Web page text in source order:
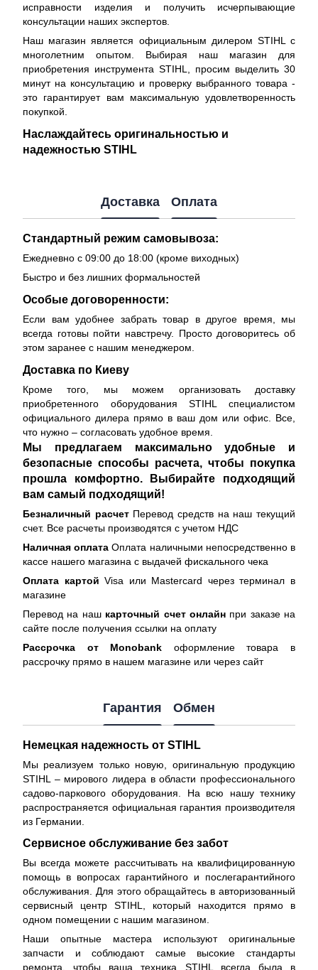
исправности изделия и получить исчерпывающие
консультации наших экспертов.
Наш магазин является официальным дилером STIHL с
многолетним опытом. Выбирая наш магазин для
приобретения инструмента STIHL, просим выделить 30
минут на консультацию и проверку выбранного товара -
это гарантирует вам максимальную удовлетворенность
покупкой.
Наслаждайтесь оригинальностью и
надежностью STIHL
Доставка Оплата
Стандартный режим самовывоза:
Ежедневно с 09:00 до 18:00 (кроме виходных)
Быстро и без лишних формальностей
Особые договоренности:
Если вам удобнее забрать товар в другое время, мы
всегда готовы пойти навстречу. Просто договоритесь об
этом заранее с нашим менеджером.
Доставка по Киеву
Кроме того, мы можем организовать доставку
приобретенного оборудования STIHL специалистом
официального дилера прямо в ваш дом или офис. Все,
что нужно – согласовать удобное время.
Мы предлагаем максимально удобные и
безопасные способы расчета, чтобы покупка
прошла комфортно. Выбирайте подходящий
вам самый подходящий!
Безналичный расчетПеревод средств на наш текущий
счет. Все расчеты производятся с учетом НДС
Наличная оплата Оплата наличными непосредственно в
кассе нашего магазина с выдачей фискального чека
Оплата картой Visa или Mastercard через терминал в
магазине
Перевод на наш карточный счет онлайнпри заказе на
сайте после получения ссылки на оплату
Рассрочка от Monobank оформление товара в
рассрочку прямо в нашем магазине или через сайт
Гарантия Обмен
Немецкая надежность от STIHL
Мы реализуем только новую, оригинальную продукцию
STIHL – мирового лидера в области профессионального
садово-паркового оборудования. На всю нашу технику
распространяется официальная гарантия производителя
из Германии.
Сервисное обслуживание без забот
Вы всегда можете рассчитывать на квалифицированную
помощь в вопросах гарантийного и послегарантийного
обслуживания. Для этого обращайтесь в авторизованный
сервисный центр STIHL, который находится прямо в
одном помещении с нашим магазином.
Наши опытные мастера используют оригинальные
запчасти и соблюдают самые высокие стандарты
ремонта, чтобы ваша техника STIHL всегда была в